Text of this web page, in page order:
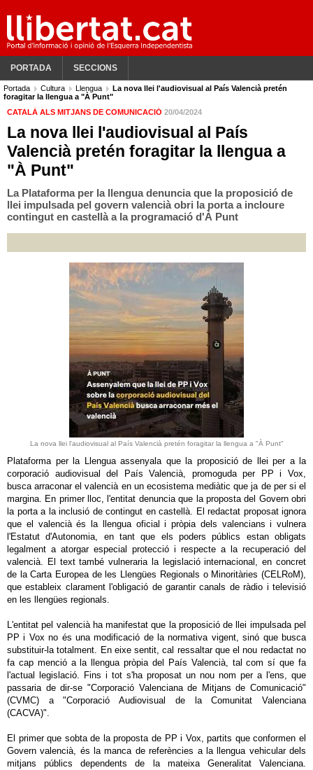
PORTADA SECCIONS
Portada Cultura Llengua
La nova llei l'audiovisual al País Valencià pretén
foragitar la llengua a "À Punt"
CATALÀ ALS MITJANS DE COMUNICACIÓ 20/04/2024
La nova llei l'audiovisual al País
Valencià pretén foragitar la llengua a
"À Punt"
La Plataforma per la llengua denuncia que la proposició de
llei impulsada pel govern valencià obri la porta a incloure
contingut en castellà a la programació d'À Punt
La nova llei l'audiovisual al País Valencià pretén foragitar la llengua a "À Punt"
Plataforma per la Llengua assenyala que la proposició de llei per a la
corporació audiovisual del País Valencià, promoguda per PP i Vox,
busca arraconar el valencià en un ecosistema mediàtic que ja de per si el
margina. En primer lloc, l'entitat denuncia que la proposta del Govern obri
la porta a la inclusió de contingut en castellà. El redactat proposat ignora
que el valencià és la llengua oficial i pròpia dels valencians i vulnera
l'Estatut d'Autonomia, en tant que els poders públics estan obligats
legalment a atorgar especial protecció i respecte a la recuperació del
valencià. El text també vulneraria la legislació internacional, en concret
de la Carta Europea de les Llengües Regionals o Minoritàries (CELRoM),
que estableix clarament l'obligació de garantir canals de ràdio i televisió
en les llengües regionals.
L'entitat pel valencià ha manifestat que la proposició de llei impulsada pel
PP i Vox no és una modificació de la normativa vigent, sinó que busca
substituir-la totalment. En eixe sentit, cal ressaltar que el nou redactat no
fa cap menció a la llengua pròpia del País Valencià, tal com sí que fa
l'actual legislació. Fins i tot s'ha proposat un nou nom per a l'ens, que
passaria de dir-se "Corporació Valenciana de Mitjans de Comunicació"
(CVMC) a "Corporació Audiovisual de la Comunitat Valenciana
(CACVA)".
El primer que sobta de la proposta de PP i Vox, partits que conformen el
Govern valencià, és la manca de referències a la llengua vehicular dels
mitjans públics dependents de la mateixa Generalitat Valenciana.